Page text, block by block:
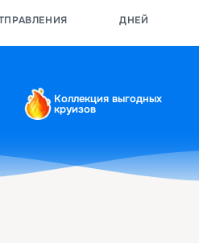
ДНЕЙ
Коллекция выгодных
круизов